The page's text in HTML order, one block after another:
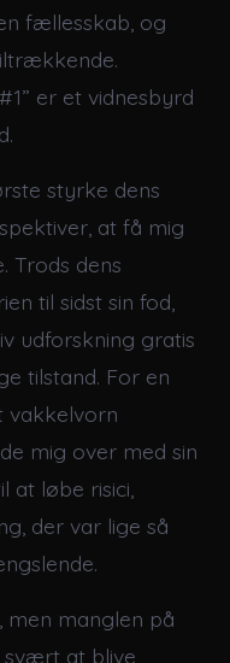
fællesskab, og
er et vidnesbyrd
styrke dens
at få mig
Trods dens
til sidst sin fod,
udforskning gratis
tilstand. For en
vakkelvorn
mig over med sin
løbe risici,
der var lige så
men manglen på
svært at blive